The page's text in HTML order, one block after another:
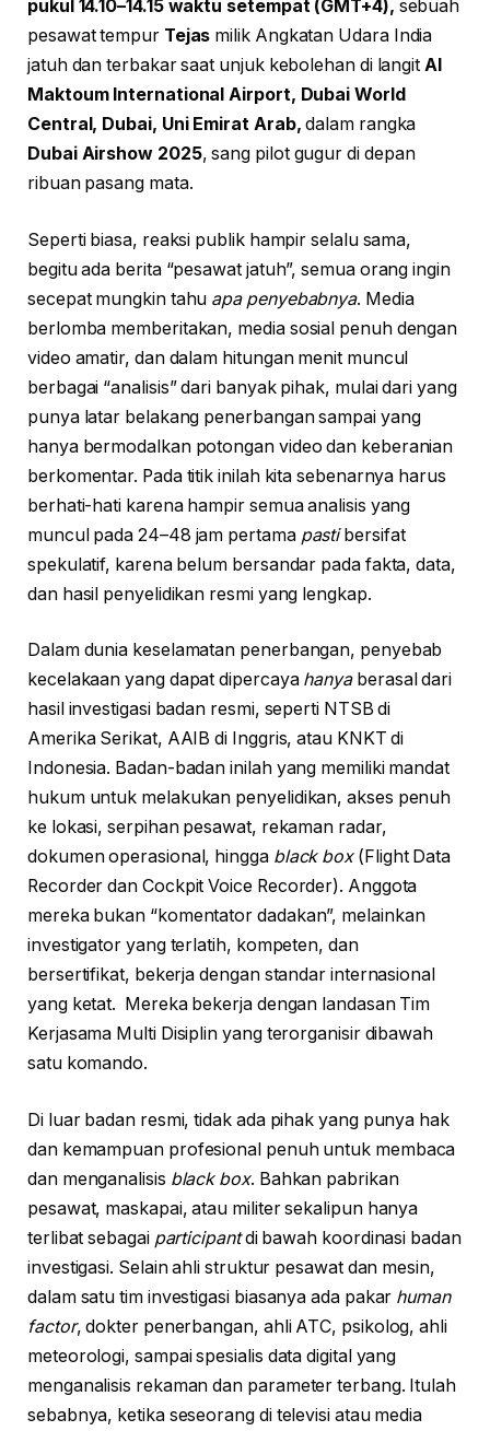
pukul 14.10–14.15 waktu setempat (GMT+4), sebuah
pesawat tempur Tejas milik Angkatan Udara India
jatuh dan terbakar saat unjuk kebolehan di langitAl
Maktoum International Airport, Dubai World
Central, Dubai, Uni Emirat Arab, dalam rangka
Dubai Airshow 2025, sang pilot gugur di depan
ribuan pasang mata.
Seperti biasa, reaksi publik hampir selalu sama,
begitu ada berita “pesawat jatuh”, semua orang ingin
secepat mungkin tahu apa penyebabnya. Media
berlomba memberitakan, media sosial penuh dengan
video amatir, dan dalam hitungan menit muncul
berbagai “analisis” dari banyak pihak, mulai dari yang
punya latar belakang penerbangan sampai yang
hanya bermodalkan potongan video dan keberanian
berkomentar. Pada titik inilah kita sebenarnya harus
berhati-hati karena hampir semua analisis yang
muncul pada 24–48 jam pertama pastibersifat
spekulatif, karena belum bersandar pada fakta, data,
dan hasil penyelidikan resmi yang lengkap.
Dalam dunia keselamatan penerbangan, penyebab
kecelakaan yang dapat dipercaya hanyaberasal dari
hasil investigasi badan resmi, seperti NTSB di
Amerika Serikat, AAIB di Inggris, atau KNKT di
Indonesia. Badan-badan inilah yang memiliki mandat
hukum untuk melakukan penyelidikan, akses penuh
ke lokasi, serpihan pesawat, rekaman radar,
dokumen operasional, hingga black box(Flight Data
Recorder dan Cockpit Voice Recorder). Anggota
mereka bukan “komentator dadakan”, melainkan
investigator yang terlatih, kompeten, dan
bersertifikat, bekerja dengan standar internasional
yang ketat. Mereka bekerja dengan landasan Tim
Kerjasama Multi Disiplin yang terorganisir dibawah
satu komando.
Di luar badan resmi, tidak ada pihak yang punya hak
dan kemampuan profesional penuh untuk membaca
dan menganalisis black box. Bahkan pabrikan
pesawat, maskapai, atau militer sekalipun hanya
terlibat sebagai participantdi bawah koordinasi badan
investigasi. Selain ahli struktur pesawat dan mesin,
dalam satu tim investigasi biasanya ada pakar human
factor, dokter penerbangan, ahli ATC, psikolog, ahli
meteorologi, sampai spesialis data digital yang
menganalisis rekaman dan parameter terbang. Itulah
sebabnya, ketika seseorang di televisi atau media